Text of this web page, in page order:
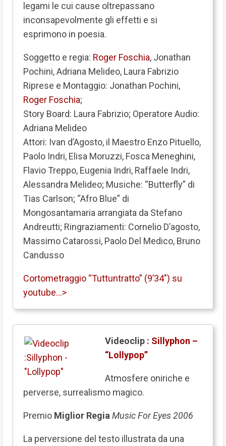
legami le cui cause oltrepassano
inconsapevolmente gli effetti e si
esprimono in poesia.
Soggetto e regia: Roger Foschia, Jonathan
Pochini, Adriana Melideo, Laura Fabrizio
Riprese e Montaggio: Jonathan Pochini,
Roger Foschia;
Story Board: Laura Fabrizio; Operatore Audio:
Adriana Melideo
Attori: Ivan d’Agosto, il Maestro Enzo Pituello,
Paolo Indri, Elisa Moruzzi, Fosca Meneghini,
Flavio Treppo, Eugenia Indri, Raffaele Indri,
Alessandra Melideo; Musiche: “Butterfly” di
Tias Carlson; “Afro Blue” di
Mongosantamaria arrangiata da Stefano
Andreutti; Ringraziamenti: Cornelio D’agosto,
Massimo Catarossi, Paolo Del Medico, Bruno
Candusso
Cortometraggio “Tuttuntratto” (9’34″) su
youtube…>
Videoclip : Sillyphon –
“Lollypop”
Atmosfere oniriche e
perverse, surrealismo magico.
Premio Miglior Regia Music For Eyes 2006
La perversione del testo illustrata da una